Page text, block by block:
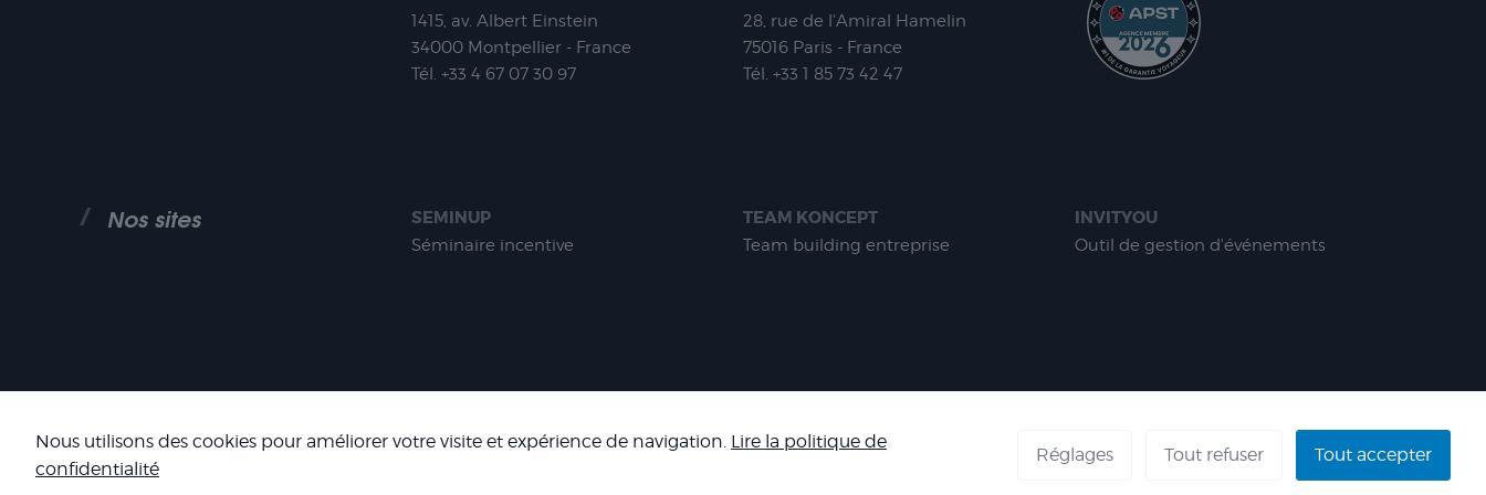
1415, av. Albert Einstein
34000 Montpellier - France
Tél. +33 4 67 07 30 97
28, rue de l'Amiral Hamelin
75016 Paris - France
Tél. +33 1 85 73 42 47
Nos sites SEMINUP
Séminaire incentive
TEAM KONCEPT
Team building entreprise
INVITYOU
Outil de gestion d'événements
Copyright 2026 - Corpo’Events Agence événementielle
Nous utilisons des cookies pour améliorer votre visite et expérience de navigation. Lire la politique de
confidentialité
Réglages Tout refuser Tout accepter